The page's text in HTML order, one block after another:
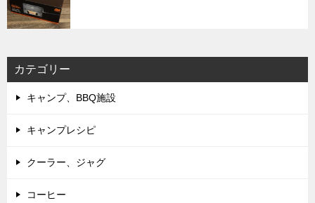
カテゴリー
キャンプ、BBQ施設
キャンプレシピ
クーラー、ジャグ
コーヒー